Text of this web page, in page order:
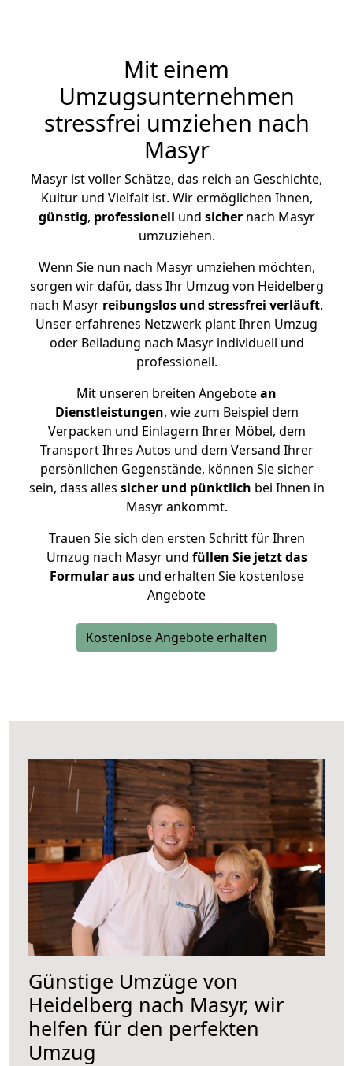
Mit einem
Umzugsunternehmen
stressfrei umziehen nach
Masyr
Masyr ist voller Schätze, das reich an Geschichte,
Kultur und Vielfalt ist. Wir ermöglichen Ihnen,
günstig, professionell und sichernach Masyr
umzuziehen.
Wenn Sie nun nach Masyr umziehen möchten,
sorgen wir dafür, dass Ihr Umzug von Heidelberg
nach Masyr reibungslos und stressfrei verläuft.
Unser erfahrenes Netzwerk plant Ihren Umzug
oder Beiladung nach Masyr individuell und
professionell.
Mit unseren breiten Angebotean
Dienstleistungen, wie zum Beispiel dem
Verpacken und Einlagern Ihrer Möbel, dem
Transport Ihres Autos und dem Versand Ihrer
persönlichen Gegenstände, können Sie sicher
sein, dass alles sicher und pünktlich bei Ihnen in
Masyr ankommt.
Trauen Sie sich den ersten Schritt für Ihren
Umzug nach Masyr und füllen Sie jetzt das
Formular ausund erhalten Sie kostenlose
Angebote
Kostenlose Angebote erhalten
Günstige Umzüge von
Heidelberg nach Masyr, wir
helfen für den perfekten
Umzug